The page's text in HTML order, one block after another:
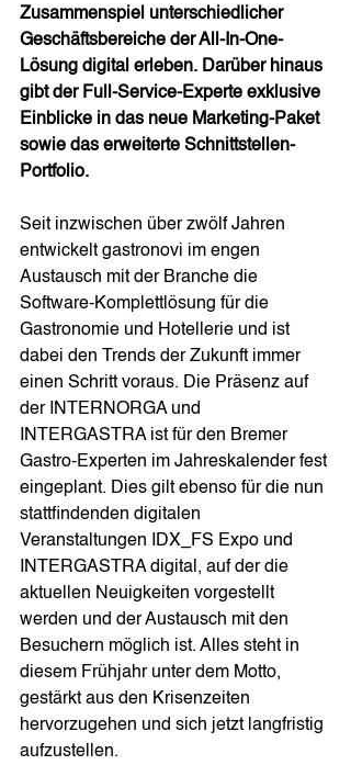
Zusammenspiel unterschiedlicher
Geschäftsbereiche der All-In-One-
Lösung digital erleben. Darüber hinaus
gibt der Full-Service-Experte exklusive
Einblicke in das neue Marketing-Paket
sowie das erweiterte Schnittstellen-
Portfolio.
Seit inzwischen über zwölf Jahren
entwickelt gastronovi im engen
Austausch mit der Branche die
Software-Komplettlösung für die
Gastronomie und Hotellerie und ist
dabei den Trends der Zukunft immer
einen Schritt voraus. Die Präsenz auf
der INTERNORGA und
INTERGASTRA ist für den Bremer
Gastro-Experten im Jahreskalender fest
eingeplant. Dies gilt ebenso für die nun
stattfindenden digitalen
Veranstaltungen IDX_FS Expo und
INTERGASTRA digital, auf der die
aktuellen Neuigkeiten vorgestellt
werden und der Austausch mit den
Besuchern möglich ist. Alles steht in
diesem Frühjahr unter dem Motto,
gestärkt aus den Krisenzeiten
hervorzugehen und sich jetzt langfristig
aufzustellen.